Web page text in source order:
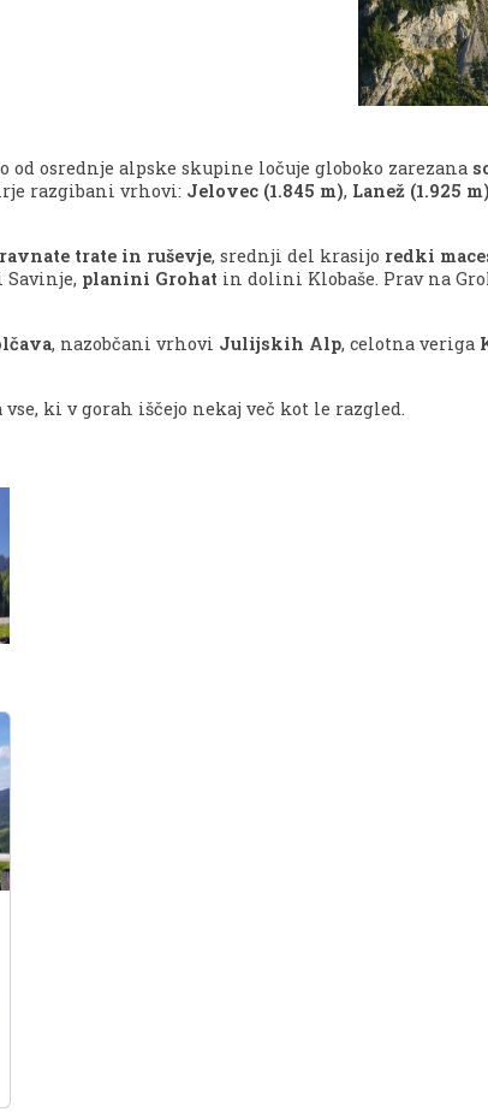
osrednje alpske skupine ločuje globoko zarezana
razgibani vrhovi: Jelovec (1.845 m), Lanež (1.925 m)
trate in ruševje, srednji del krasijo redki
planini Grohat in dolini Klobaše. Prav na
, nazobčani vrhovi Julijskih Alp, celotna veriga
vse, ki v gorah iščejo nekaj več kot le razgled.